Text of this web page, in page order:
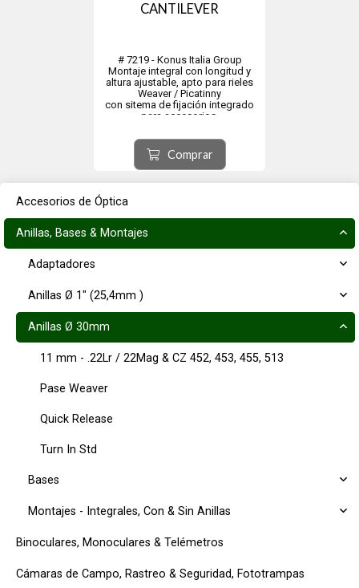
Accesorios de Óptica
Anillas, Bases & Montajes
Adaptadores
Anillas Ø 1" (25,4mm )
Anillas Ø 30mm
11 mm - .22Lr / 22Mag & CZ 452, 453, 455, 513
Pase Weaver
Quick Release
Turn In Std
Bases
Montajes - Integrales, Con & Sin Anillas
Binoculares, Monoculares & Telémetros
Cámaras de Campo, Rastreo & Seguridad, Fototrampas
CANTILEVER
# 7219 - Konus Italia Group
Montaje integral con longitud y
altura ajustable, apto para rieles
Weaver / Picatinny
con sitema de fijación integrado
para accesorios.
se pueden agregar o quitar para
cambiar el diámetro interno de una
pulgada a 30mm.
Dos llaves Al...
Comprar